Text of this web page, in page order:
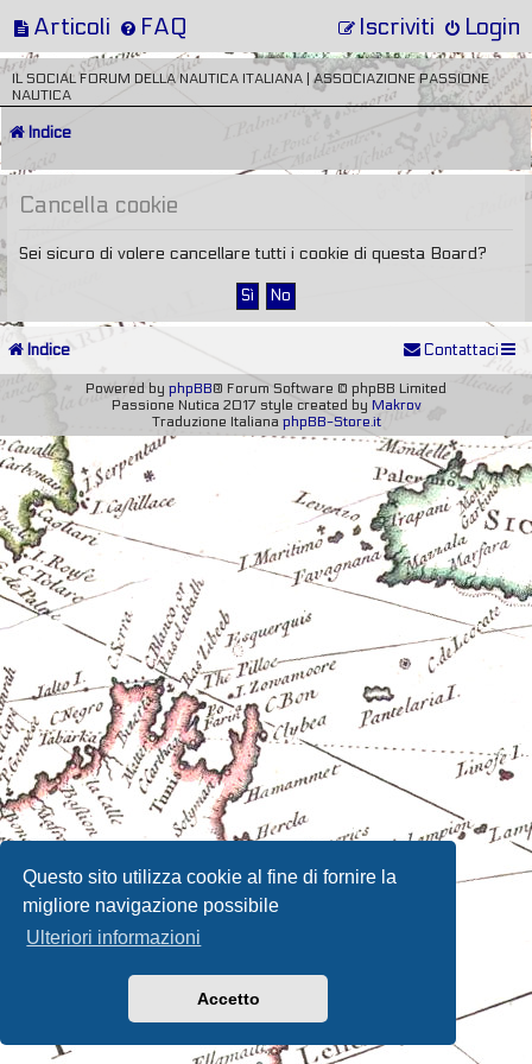
Questo sito utilizza cookie al fine di fornire la
migliore navigazione possibile
Ulteriori informazioni
Accetto
Articoli FAQ Login
Iscriviti
IL SOCIAL FORUM DELLA NAUTICA ITALIANA | ASSOCIAZIONE PASSIONE
NAUTICA
Indice
Cancella cookie
Sei sicuro di volere cancellare tutti i cookie di questa Board?
Indice Contattaci
Powered by phpBB® Forum Software © phpBB Limited
Passione Nutica 2017 style created by Makrov
Traduzione Italiana phpBB-Store.it